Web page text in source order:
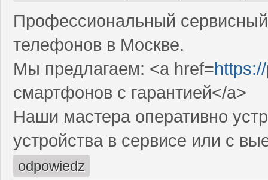
Профессиональный
телефонов в Москве.
Мы предлагаем: <a href=
смартфонов с гарантией</a>
Наши мастера оперативно
устройства в сервисе или с
odpowiedz